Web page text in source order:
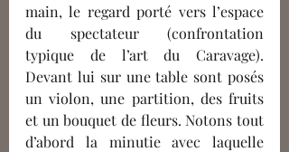
main, le regard porté vers l’espace
du spectateur (confrontation
typique de l’art du Caravage).
Devant lui sur une table sont posés
un violon, une partition, des fruits
et un bouquet de fleurs. Notons tout
d’abord la minutie avec laquelle